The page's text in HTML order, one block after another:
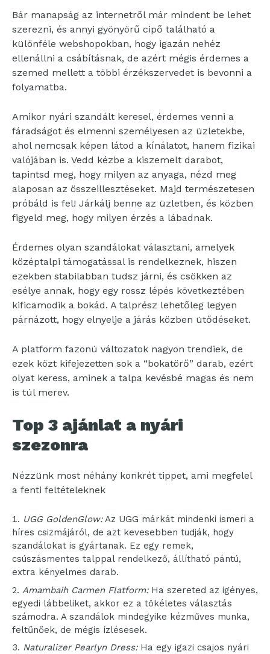
Bár manapság az internetről már mindent be lehet
szerezni, és annyi gyönyörű cipő található a
különféle webshopokban, hogy igazán nehéz
ellenállni a csábításnak, de azért mégis érdemes a
szemed mellett a többi érzékszervedet is bevonni a
folyamatba.
Amikor nyári szandált keresel, érdemes venni a
fáradságot és elmenni személyesen az üzletekbe,
ahol nemcsak képen látod a kínálatot, hanem fizikai
valójában is. Vedd kézbe a kiszemelt darabot,
tapintsd meg, hogy milyen az anyaga, nézd meg
alaposan az összeillesztéseket. Majd természetesen
próbáld is fel! Járkálj benne az üzletben, és közben
figyeld meg, hogy milyen érzés a lábadnak.
Érdemes olyan szandálokat választani, amelyek
középtalpi támogatással is rendelkeznek, hiszen
ezekben stabilabban tudsz járni, és csökken az
esélye annak, hogy egy rossz lépés következtében
kificamodik a bokád. A talprész lehetőleg legyen
párnázott, hogy elnyelje a járás közben ütődéseket.
A platform fazonú változatok nagyon trendiek, de
ezek közt kifejezetten sok a “bokatörő” darab, ezért
olyat keress, aminek a talpa kevésbé magas és nem
is túl merev.
Top 3 ajánlat a nyári
szezonra
Nézzünk most néhány konkrét tippet, ami megfelel
a fenti feltételeknek
UGG GoldenGlow:Az UGG márkát mindenki ismeri a
híres csizmájáról, de azt kevesebben tudják, hogy
szandálokat is gyártanak. Ez egy remek,
csúszásmentes talppal rendelkező, állítható pántú,
extra kényelmes darab.
Amambaih Carmen Flatform: Ha szereted az igényes,
egyedi lábbeliket, akkor ez a tökéletes választás
számodra. A szandálok mindegyike kézműves munka,
feltűnőek, de mégis ízlésesek.
Naturalizer Pearlyn Dress:Ha egy igazi csajos nyári